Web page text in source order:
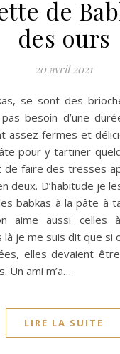
de
des ours
20 avril 2021
besoin d’une
assez fermes et
pour y tartiner
de faire des tresses
deux. D’habitude je
babkas à la pâte à
aime aussi celles
là je me suis dit que si
elles devaient
Un ami m’a…
LIRE LA SUITE